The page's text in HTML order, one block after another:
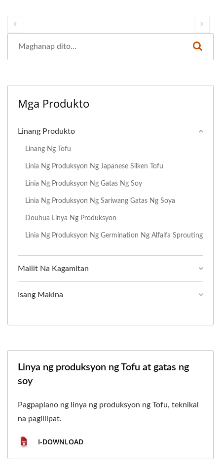
Mga Produkto
Linang Produkto
Linang Ng Tofu
Linia Ng Produksyon Ng Japanese Silken Tofu
Linia Ng Produksyon Ng Gatas Ng Soy
Linia Ng Produksyon Ng Sariwang Gatas Ng Soya
Douhua Linya Ng Produksyon
Linia Ng Produksyon Ng Germination Ng Alfalfa Sprouting
Maliit Na Kagamitan
Isang Makina
Linya ng produksyon ng Tofu at gatas ng
soy
Pagpaplano ng linya ng produksyon ng Tofu, teknikal
na paglilipat.
I-DOWNLOAD